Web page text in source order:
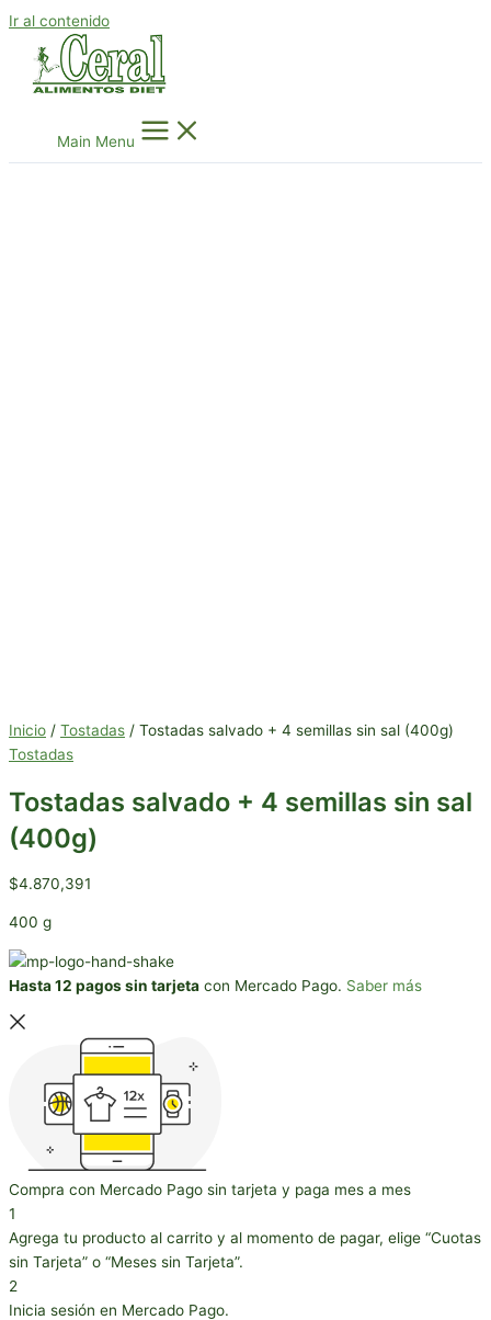
Ir al contenido
Main Menu
Inicio / Tostadas / Tostadas salvado + 4 semillas sin sal (400g)
Tostadas
Tostadas salvado + 4 semillas sin sal
(400g)
$4.870,391
400 g
Hasta 12 pagos sin tarjeta con Mercado Pago. Saber más
Compra con Mercado Pago sin tarjeta y paga mes a mes
1
Agrega tu producto al carrito y al momento de pagar, elige “Cuotas
sin Tarjeta” o “Meses sin Tarjeta”.
2
Inicia sesión en Mercado Pago.